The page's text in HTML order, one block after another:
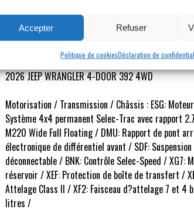
Accepter Refuser
Politique de cookiesDéclaration de
2026 JEEP WRANGLER 4-DOOR 392 4WD
Motorisation / Transmission / Châssis : ESG:
Système 4x4 permanent Selec-Trac avec rapport
M220 Wide Full Floating / DMU: Rapport de pont
électronique de différentiel avant / SDF:
déconnectable / BNK: Contrôle Selec-Speed / XG7:
réservoir / XEF: Protection de boîte de transfert /
Attelage Class II / XF2: Faisceau d?attelage 7 et 4
litres /